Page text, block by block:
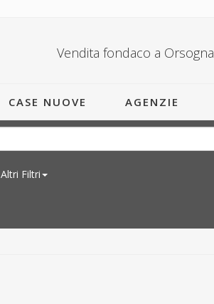
Vendita fondaco a Orsogna
CASE NUOVE AGENZIE
Altri Filtri